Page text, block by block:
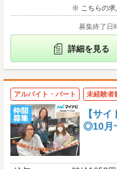
※ こちらの求
募集終了日
詳細を見る
アルバイト・パート 未経験者
【サ
◎10月